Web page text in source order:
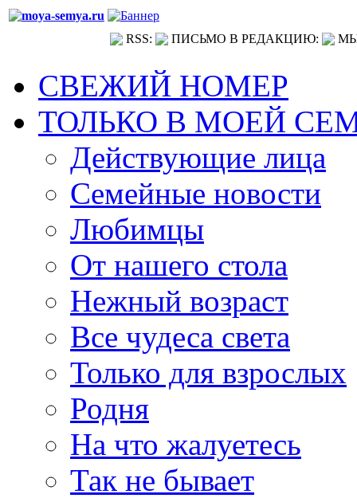
RSS: ПИСЬМО В РЕДАКЦИЮ:
СВЕЖИЙ НОМЕР
ТОЛЬКО В МОЕЙ
Действующие лица
Семейные новости
Любимцы
От нашего стола
Нежный возраст
Все чудеса света
Только для взрослых
Родня
На что жалуетесь
Так не бывает